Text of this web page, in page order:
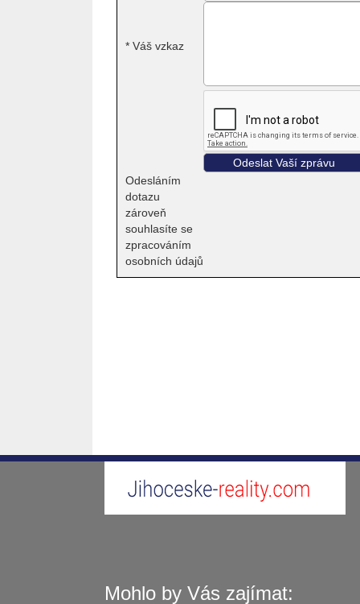
* Váš vzkaz
Odesláním
dotazu
zároveň
souhlasíte se
zpracováním
osobních údajů
Mohlo by Vás zajímat: